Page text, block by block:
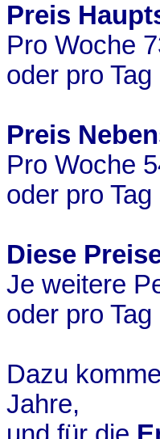
Preis
Pro Woche
oder pro Tag
Preis
Pro Woche
oder pro Tag
Diese
Je weitere
oder pro
Dazu
Jahre,